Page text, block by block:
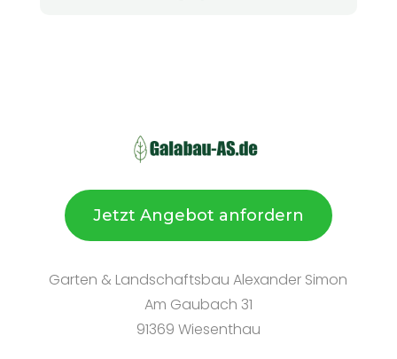
Jetzt Angebot anfordern
Garten & Landschaftsbau Alexander Simon
Am Gaubach 31
91369 Wiesenthau